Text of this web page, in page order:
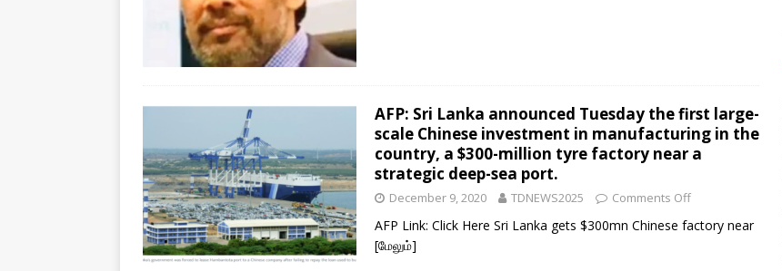
AFP: Sri Lanka announced Tuesday the first large-
scale Chinese investment in manufacturing in the
country, a $300-million tyre factory near a
strategic deep-sea port.
December 9, 2020 TDNEWS2025 Comments Off
AFP Link: Click Here Sri Lanka gets $300mn Chinese factory near
[மேலும்]